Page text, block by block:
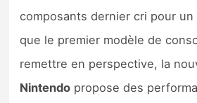
composants dernier cri pour
que le premier modèle de
remettre en perspective, la
Nintendo propose des